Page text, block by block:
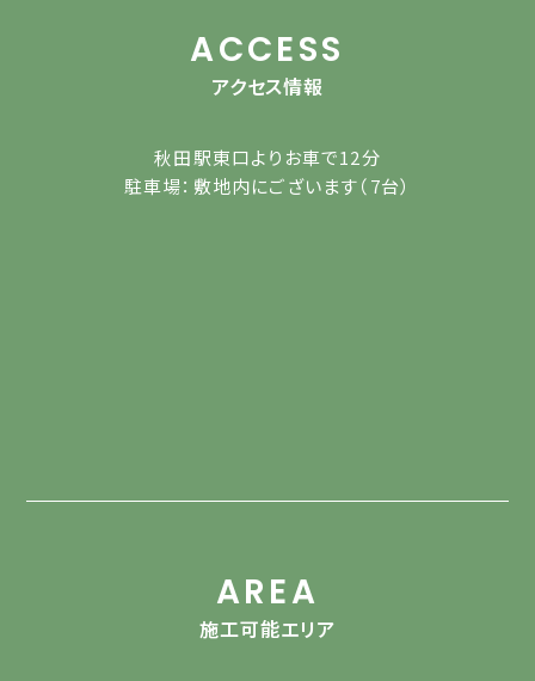
ACCESS
アクセス情報
秋田駅東口よりお車で12分
駐車場：敷地内にございます（7台）
AREA
施工可能エリア